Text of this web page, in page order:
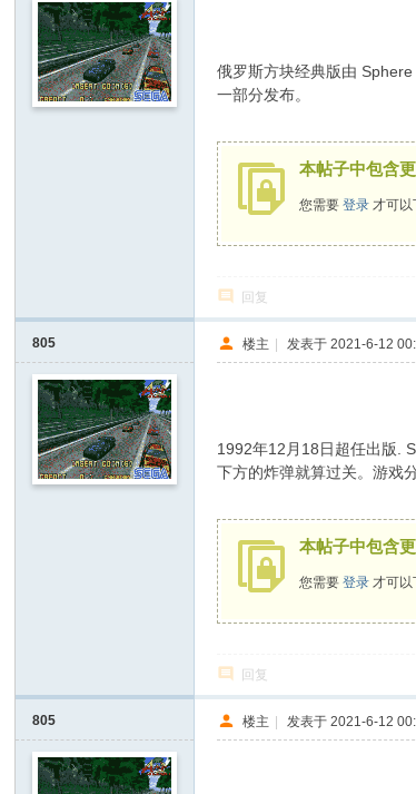
elf
俄罗斯方块经典版由
一部分发布。
本帖子中包含
您需要登录 才可以
回复
805 楼主 | 发表于 2021-6-12
1992年12月18日超任出版.
下方的炸弹就算过关。游戏
本帖子中包含
您需要登录 才可以
回复
805 楼主 | 发表于 2021-6-12